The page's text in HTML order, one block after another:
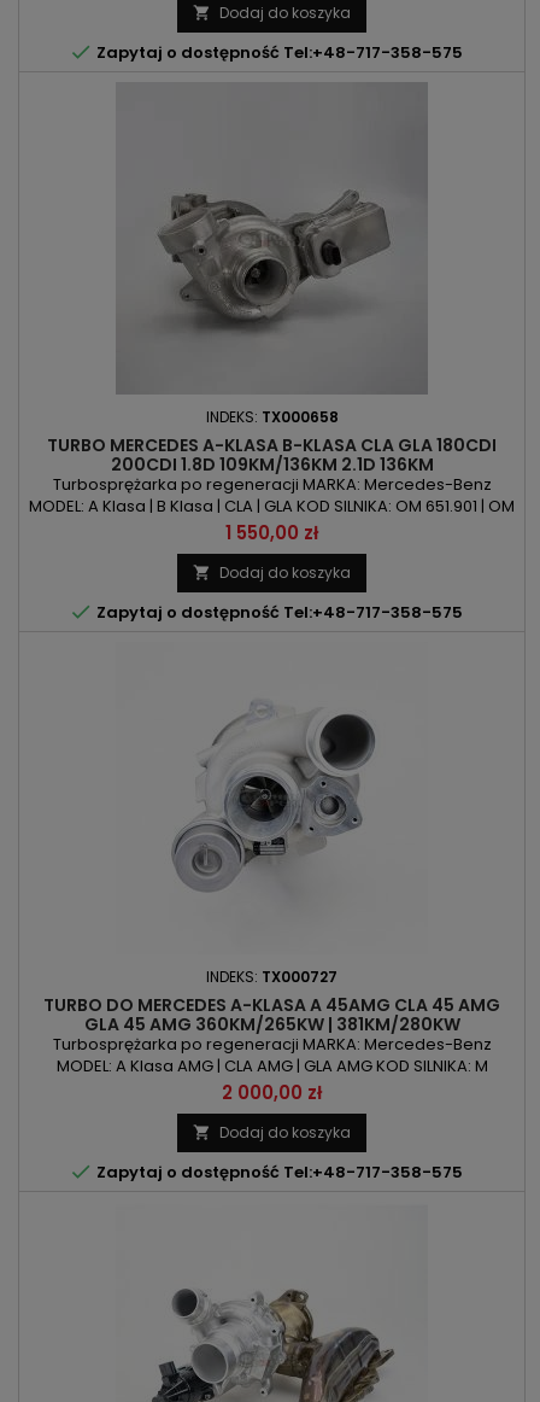
 Dodaj do koszyka
 Zapytaj o dostępność Tel:+48-717-358-575
INDEKS: TX000658
TURBO MERCEDES A-KLASA B-KLASA CLA GLA 180CDI
200CDI 1.8D 109KM/136KM 2.1D 136KM
Turbosprężarka po regeneracji MARKA: Mercedes-Benz
MODEL: A Klasa | B Klasa | CLA | GLA KOD SILNIKA: OM 651.901 | OM
651.930 POJEMNOŚĆ: 1796ccm 1.8d POJEMNOŚĆ: 2143ccm 2.1d
MOC: 1.8d - 109KM/80kW | 136KM/100kW MOC: 2.1d -
136KM/100kW ROK PRODUKCJI: Od 2011r
Cena
1 550,00 zł
 Dodaj do koszyka
 Zapytaj o dostępność Tel:+48-717-358-575
INDEKS: TX000727
TURBO DO MERCEDES A-KLASA A 45AMG CLA 45 AMG
GLA 45 AMG 360KM/265KW | 381KM/280KW
Turbosprężarka po regeneracji MARKA: Mercedes-Benz
MODEL: A Klasa AMG | CLA AMG | GLA AMG KOD SILNIKA: M
133.980 POJEMNOŚĆ: 1991ccm 2.0l MOC: 360KM/265kW |
381KM/280kW ROK PRODUKCJI: Od 2013r
Cena
2 000,00 zł
 Dodaj do koszyka
 Zapytaj o dostępność Tel:+48-717-358-575